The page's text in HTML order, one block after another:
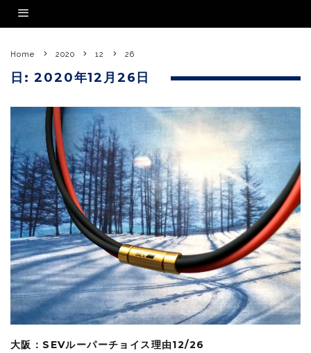
Home 2020 12 26
日:2020年12月26日
大阪：SEVルーパーチョイス理由12/26